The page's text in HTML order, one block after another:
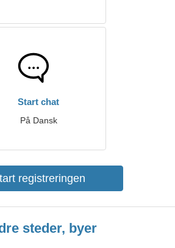
Start chat
På Dansk
registreringen
steder, byer